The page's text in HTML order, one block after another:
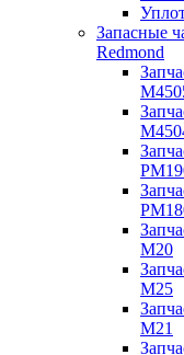
Запасные
Redmond
M20
M25
M21